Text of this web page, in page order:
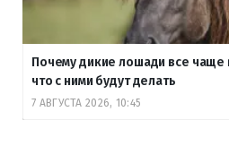
Почему дикие лошади все чаще
что с ними будут делать
7 АВГУСТА 2026, 10:45